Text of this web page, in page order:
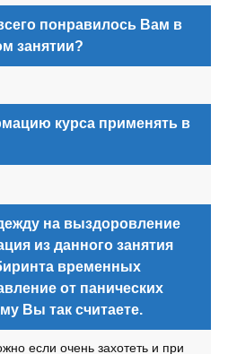
понравилось Вам в
занятии?
курса применять в
на выздоровление
из данного занятия
временных
от панических
Вы так считаете.
если очень захотеть и при